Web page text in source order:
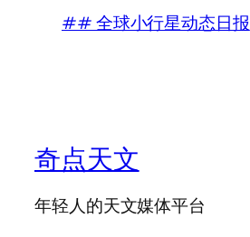
## 全球小行星动态日报
奇点天文
年轻人的天文媒体平台